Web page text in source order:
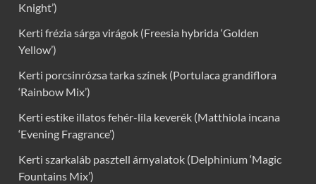
Knight’)
Kerti frézia sárga virágok (Freesia hybrida ‘Golden
Yellow’)
Kerti porcsinrózsa tarka színek (Portulaca grandiflora
‘Rainbow Mix’)
Kerti estike illatos fehér-lila keverék (Matthiola incana
‘Evening Fragrance’)
Kerti szarkaláb pasztell árnyalatok (Delphinium ‘Magic
Fountains Mix’)